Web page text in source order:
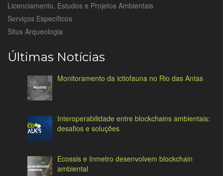
Licenciamento, Estudos e Projetos Ambientais
Serviços Específicos
Situs Arqueologia
Últimas Notícias
Monitoramento da ictiofauna no Rio das Antas
Interoperabilidade entre blockchains ambientais:
desafios e soluções
Ecossis e Inmetro desenvolvem blockchain
ambiental